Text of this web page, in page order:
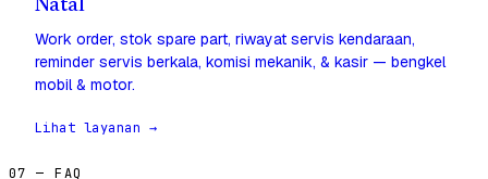
Natal
Work order, stok spare part, riwayat servis kendaraan,
reminder servis berkala, komisi mekanik, & kasir — bengkel
mobil & motor.
Lihat layanan →
07 — FAQ